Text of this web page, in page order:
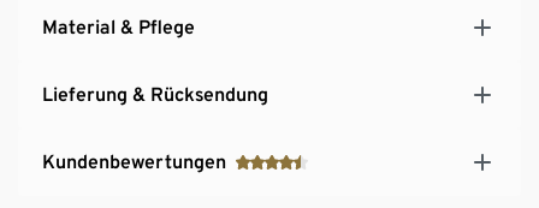
Material & Pflege
Lieferung & Rücksendung
Kundenbewertungen